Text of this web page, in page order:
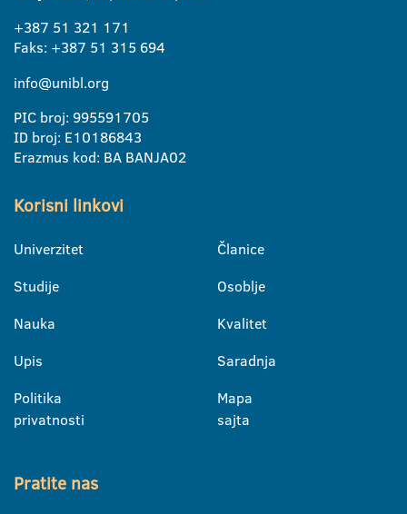
+387 51 321 171
Faks: +387 51 315 694
info@unibl.org
PIC broj: 995591705
ID broj: E10186843
Erazmus kod: BA BANJA02
Korisni linkovi
Univerzitet
Studije
Nauka
Upis
Politika
privatnosti
Članice
Osoblje
Kvalitet
Saradnja
Mapa
sajta
Pratite nas